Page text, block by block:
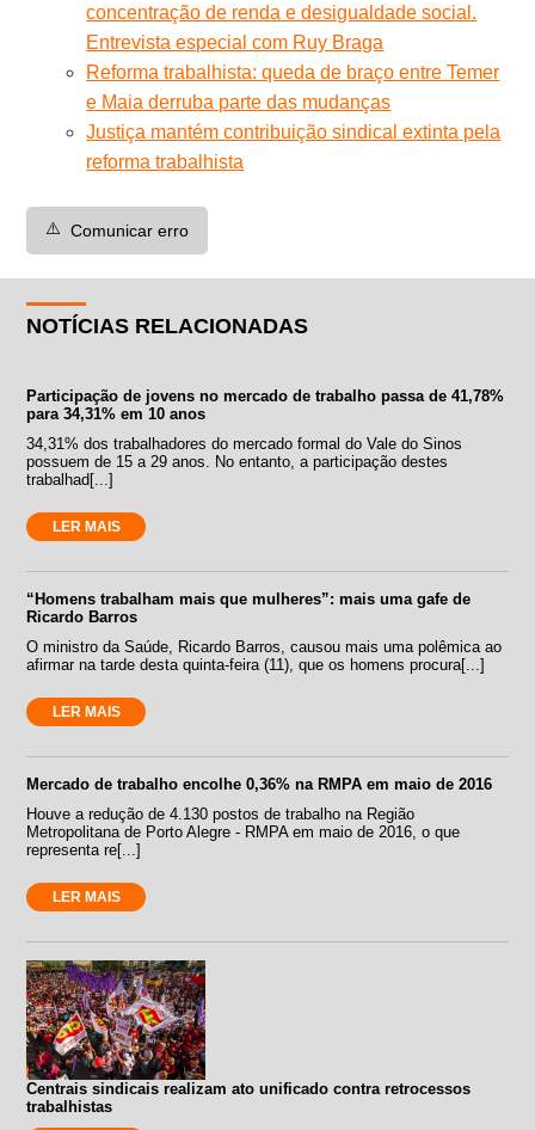
concentração de renda e desigualdade social.
Entrevista especial com Ruy Braga
Reforma trabalhista: queda de braço entre Temer
e Maia derruba parte das mudanças
Justiça mantém contribuição sindical extinta pela
reforma trabalhista
⚠️ Comunicar erro
NOTÍCIAS RELACIONADAS
Participação de jovens no mercado de trabalho passa de 41,78%
para 34,31% em 10 anos
34,31% dos trabalhadores do mercado formal do Vale do Sinos
possuem de 15 a 29 anos. No entanto, a participação destes
trabalhad[...]
LER MAIS
“Homens trabalham mais que mulheres”: mais uma gafe de
Ricardo Barros
O ministro da Saúde, Ricardo Barros, causou mais uma polêmica ao
afirmar na tarde desta quinta-feira (11), que os homens procura[...]
LER MAIS
Mercado de trabalho encolhe 0,36% na RMPA em maio de 2016
Houve a redução de 4.130 postos de trabalho na Região
Metropolitana de Porto Alegre - RMPA em maio de 2016, o que
representa re[...]
LER MAIS
Centrais sindicais realizam ato unificado contra retrocessos
trabalhistas